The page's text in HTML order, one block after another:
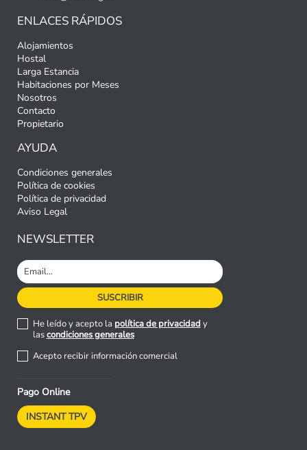
ENLACES RÁPIDOS
Alojamientos
Hostal
Larga Estancia
Habitaciones por Meses
Nosotros
Contacto
Propietario
AYUDA
Condiciones generales
Política de cookies
Política de privacidad
Aviso Legal
NEWSLETTER
He leído y acepto la política de privacidady
lascondiciones generales
Acepto recibir información comercial
Pago Online
INSTANT TPV